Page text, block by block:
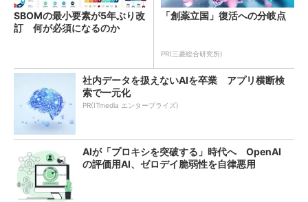
SBOMの最小要素が5年ぶり改
訂 何が必須になるのか
「創薬立国」復活への分岐点
PR(三菱総合研究所)
社内データを扱えないAIを卒業 アプリ横断検
索で一元化
PR(ITmedia エンタープライズ)
AIが「プロキシを突破する」時代へ OpenAI
の評価用AI、ゼロデイ脆弱性を自律悪用